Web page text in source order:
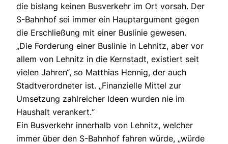
die bislang keinen Busverkehr im Ort vorsah. Der
S-Bahnhof sei immer ein Hauptargument gegen
die Erschließung mit einer Buslinie gewesen.
„Die Forderung einer Buslinie in Lehnitz, aber vor
allem von Lehnitz in die Kernstadt, existiert seit
vielen Jahren“, so Matthias Hennig, der auch
Stadtverordneter ist. „Finanzielle Mittel zur
Umsetzung zahlreicher Ideen wurden nie im
Haushalt verankert.“
Ein Busverkehr innerhalb von Lehnitz, welcher
immer über den S-Bahnhof fahren würde, „würde